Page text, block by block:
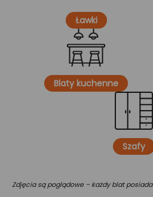
Ławki
Blaty kuchenne
Szafy
Zdjęcia są poglądowe – każdy blat